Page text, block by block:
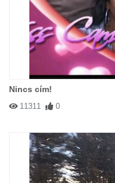
Nincs cím!
11311 0